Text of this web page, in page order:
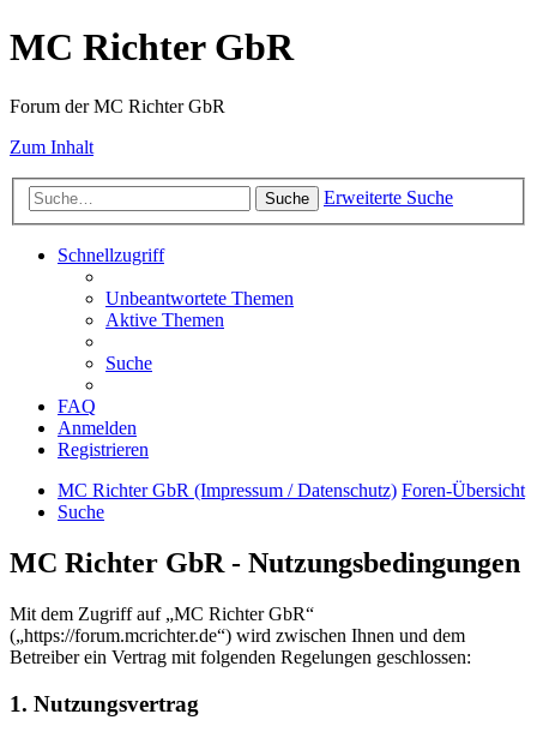
MC Richter GbR
Forum der MC Richter GbR
Zum Inhalt
Suche Erweiterte Suche
Schnellzugriff
Unbeantwortete Themen
Aktive Themen
Suche
FAQ
Anmelden
Registrieren
MC Richter GbR (Impressum / Datenschutz) Foren-Übersicht
Suche
MC Richter GbR - Nutzungsbedingungen
Mit dem Zugriff auf „MC Richter GbR“
(„https://forum.mcrichter.de“) wird zwischen Ihnen und dem
Betreiber ein Vertrag mit folgenden Regelungen geschlossen:
1. Nutzungsvertrag